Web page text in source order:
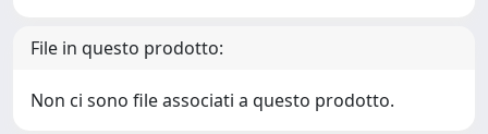
File in questo prodotto:
Non ci sono file associati a questo prodotto.